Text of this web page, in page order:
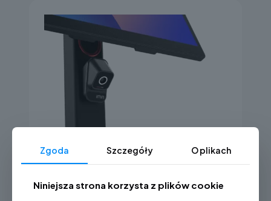
Kamera AI
Wzbogaca terminal o inteligentne funkcje
Zgoda Szczegóły O plikach
Niniejsza strona korzysta z plików cookie